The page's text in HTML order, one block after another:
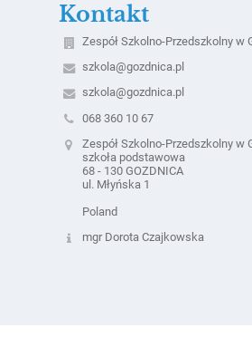
Kontakt
Zespół Szkolno-Przedszkolny w
szkola@gozdnica.pl
szkola@gozdnica.pl
068 360 10 67
Zespół Szkolno-Przedszkolny w
szkoła podstawowa
68 - 130 GOZDNICA
ul. Młyńska 1
Poland
mgr Dorota Czajkowska